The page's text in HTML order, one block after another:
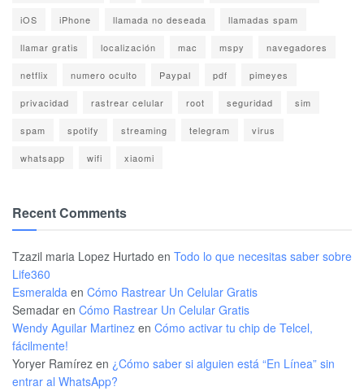
iOS iPhone llamada no deseada llamadas spam
llamar gratis localización mac mspy navegadores
netflix numero oculto Paypal pdf pimeyes
privacidad rastrear celular root seguridad sim
spam spotify streaming telegram virus
whatsapp wifi xiaomi
Recent Comments
Tzazil maria Lopez Hurtado en Todo lo que necesitas saber sobre
Life360
Esmeralda en Cómo Rastrear Un Celular Gratis
Semadar en Cómo Rastrear Un Celular Gratis
Wendy Aguilar Martinez en Cómo activar tu chip de Telcel,
fácilmente!
Yoryer Ramírez en ¿Cómo saber si alguien está “En Línea” sin
entrar al WhatsApp?